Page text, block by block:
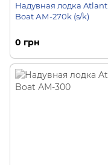
Надувная лодка Atlant
Boat АМ-270k (s/k)
0 грн